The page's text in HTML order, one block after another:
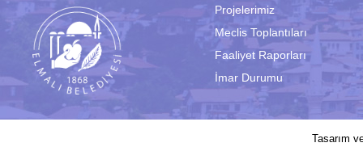
Projelerimiz
Meclis Toplantıları
Faaliyet Raporları
İmar Durumu
Tasarım